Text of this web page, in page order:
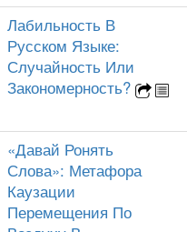
Лабильность В
Русском Языке:
Случайность Или
Закономерность?
«Давай Ронять
Слова»: Метафора
Каузации
Перемещения По